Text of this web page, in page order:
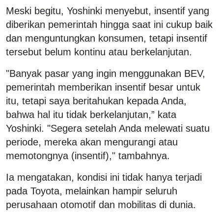
Meski begitu, Yoshinki menyebut, insentif yang
diberikan pemerintah hingga saat ini cukup baik
dan menguntungkan konsumen, tetapi insentif
tersebut belum kontinu atau berkelanjutan.
"Banyak pasar yang ingin menggunakan BEV,
pemerintah memberikan insentif besar untuk
itu, tetapi saya beritahukan kepada Anda,
bahwa hal itu tidak berkelanjutan,” kata
Yoshinki. "Segera setelah Anda melewati suatu
periode, mereka akan mengurangi atau
memotongnya (insentif)," tambahnya.
Ia mengatakan, kondisi ini tidak hanya terjadi
pada Toyota, melainkan hampir seluruh
perusahaan otomotif dan mobilitas di dunia.